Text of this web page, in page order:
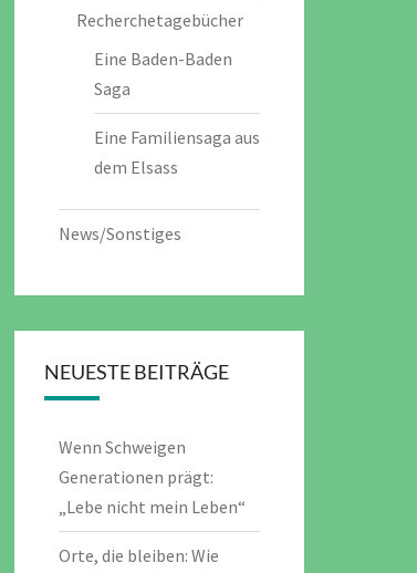
Recherchetagebücher
Eine Baden-Baden
Saga
Eine Familiensaga aus
dem Elsass
News/Sonstiges
NEUESTE BEITRÄGE
Wenn Schweigen
Generationen prägt:
„Lebe nicht mein Leben“
Orte, die bleiben: Wie